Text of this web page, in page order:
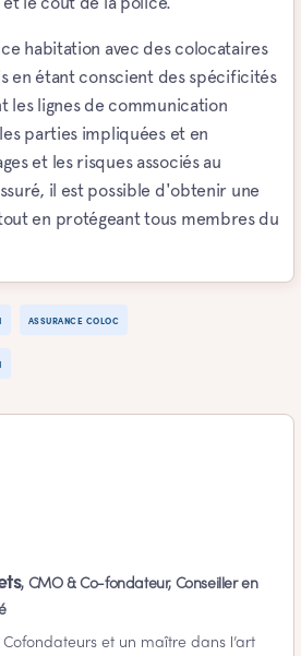
habitation avec des colocataires
en étant conscient des spécificités
les lignes de communication
parties impliquées et en
et les risques associés au
il est possible d'obtenir une
en protégeant tous membres du
ASSURANCE COLOC
, CMO & Co-fondateur, Conseiller en
Cofondateurs et un maître dans l’art